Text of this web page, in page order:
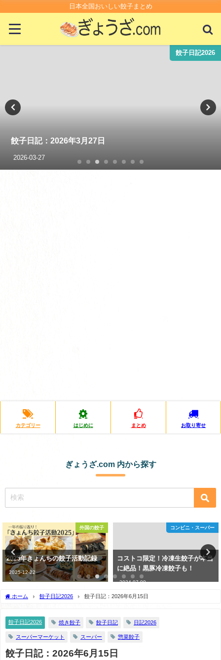
日本全国おいしい餃子まとめ
餃子日記2026
餃子日記：2026年3月27日
2026-03-27
カテゴリー はじめに まとめ お取り寄せ
ぎょうざ.com 内から探す
外国の餃子
2025年きょんちの餃子活動記録
2025-12-22
コンビニ・スーパー
コストコ限定！冷凍生餃子が本当
に絶品！黒豚冷凍餃子も！
2024-07-09
ホーム 餃子日記2026 餃子日記：2026年6月15日
餃子日記2026 焼き餃子 餃子日記 日記2026
スーパーマーケット スーパー 惣菜餃子
餃子日記：2026年6月15日